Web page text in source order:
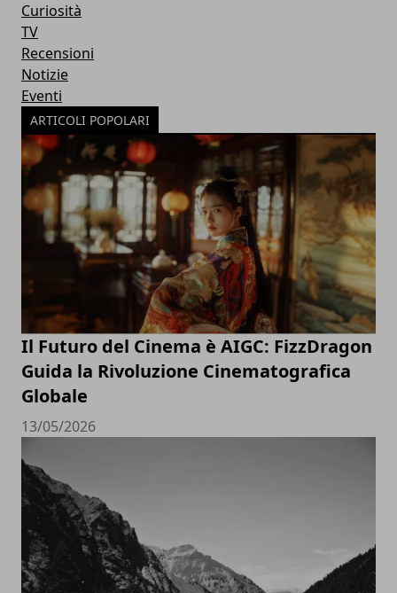
Curiosità
TV
Recensioni
Notizie
Eventi
ARTICOLI POPOLARI
Il Futuro del Cinema è AIGC: FizzDragon
Guida la Rivoluzione Cinematografica
Globale
13/05/2026